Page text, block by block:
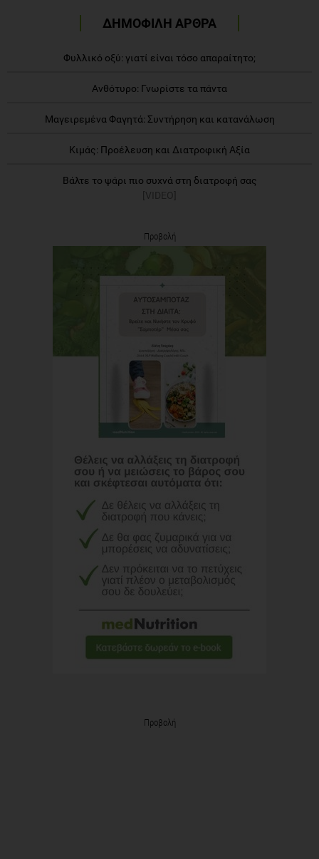
ΔΗΜΟΦΙΛΗ ΑΡΘΡΑ
Φυλλικό οξύ: γιατί είναι τόσο απαραίτητο;
Ανθότυρο: Γνωρίστε τα πάντα
Μαγειρεμένα Φαγητά: Συντήρηση και κατανάλωση
Κιμάς: Προέλευση και Διατροφική Αξία
Βάλτε το ψάρι πιο συχνά στη διατροφή σας
[VIDEO]
Προβολή
Προβολή